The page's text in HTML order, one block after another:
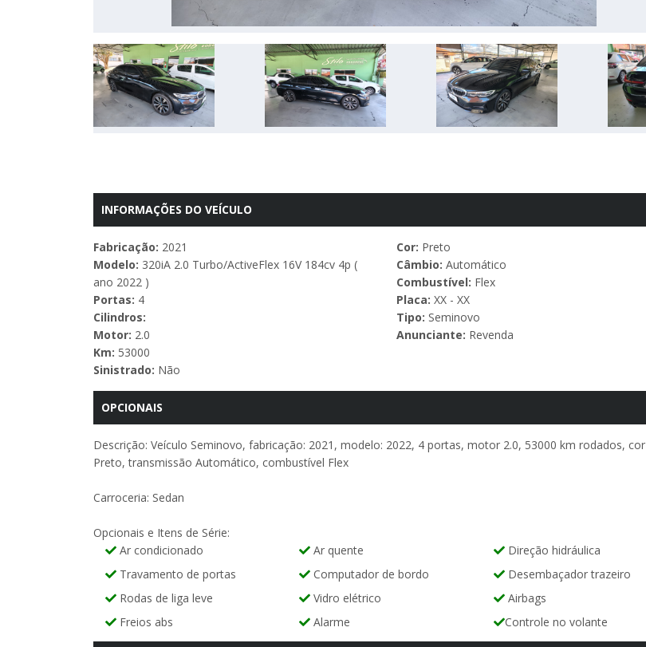
INFORMAÇÕES DO VEÍCULO
Fabricação: 2021
Modelo: 320iA 2.0 Turbo/ActiveFlex 16V 184cv 4p (
ano 2022 )
Portas: 4
Cilindros:
Motor: 2.0
Km: 53000
Sinistrado: Não
Cor: Preto
Câmbio: Automático
Combustível: Flex
Placa: XX - XX
Tipo: Seminovo
Anunciante: Revenda
OPCIONAIS
Descrição: Veículo Seminovo, fabricação: 2021, modelo: 2022, 4 portas, motor 2.0, 53000 km rodados, cor
Preto, transmissão Automático, combustível Flex
Carroceria: Sedan
Opcionais e Itens de Série:
Ar condicionado
Ar quente
Direção hidráulica
Travamento de portas
Computador de bordo
Desembaçador trazeiro
Rodas de liga leve
Vidro elétrico
Airbags
Freios abs
Alarme Controle no volante